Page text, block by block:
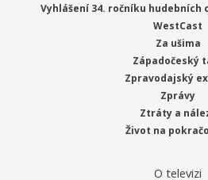
Vyhlášení 34. ročníku hudebních
WestCast
Za ušima
Západočeský
Zpravodajský
Zprávy
Ztráty a
Život na
O televizi